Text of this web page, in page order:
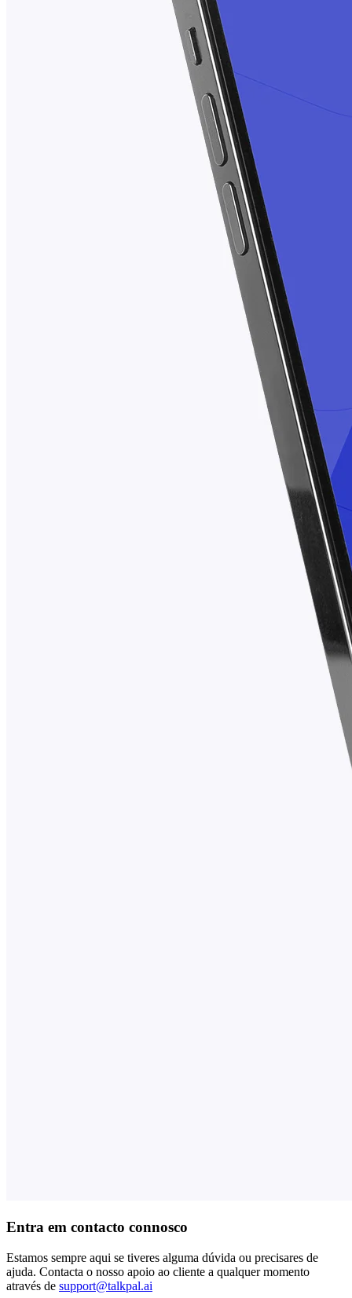
Entra em contacto connosco
Estamos sempre aqui se tiveres alguma dúvida ou precisares de
ajuda. Contacta o nosso apoio ao cliente a qualquer momento
através de support@talkpal.ai